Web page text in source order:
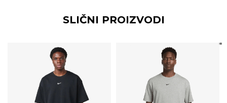
SLIČNI PROIZVODI